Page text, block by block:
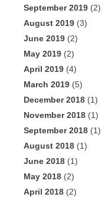
September 2019 (2)
August 2019 (3)
June 2019 (2)
May 2019 (2)
April 2019 (4)
March 2019 (5)
December 2018 (1)
November 2018 (1)
September 2018 (1)
August 2018 (1)
June 2018 (1)
May 2018 (2)
April 2018 (2)